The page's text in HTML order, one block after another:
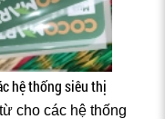
hệ thống siêu thị
cho các hệ thống